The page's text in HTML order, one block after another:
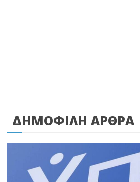
ΔΗΜΟΦΙΛΗ ΑΡΘΡΑ